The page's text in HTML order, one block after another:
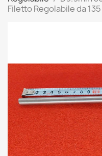
Filetto Regolabile da 135